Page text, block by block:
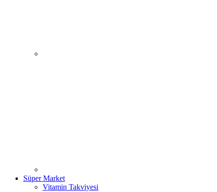
Süper Market
Vitamin Takviyesi